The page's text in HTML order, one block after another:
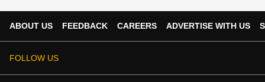
ABOUT US FEEDBACK CAREERS ADVERTISE WITH US
FOLLOW US